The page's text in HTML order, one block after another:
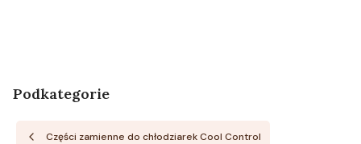
Podkategorie
Części zamienne do chłodziarek Cool Control